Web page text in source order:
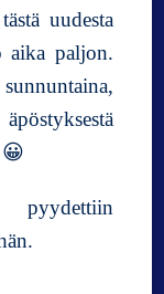
uudesta
aika paljon.
pyydettiin